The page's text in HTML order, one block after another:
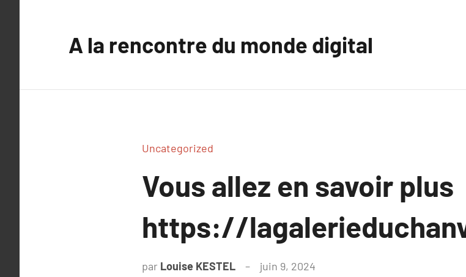
A la rencontre du monde digital
Uncategorized
Vous allez en savoir plus
https://
par Louise KESTEL juin 9, 2024